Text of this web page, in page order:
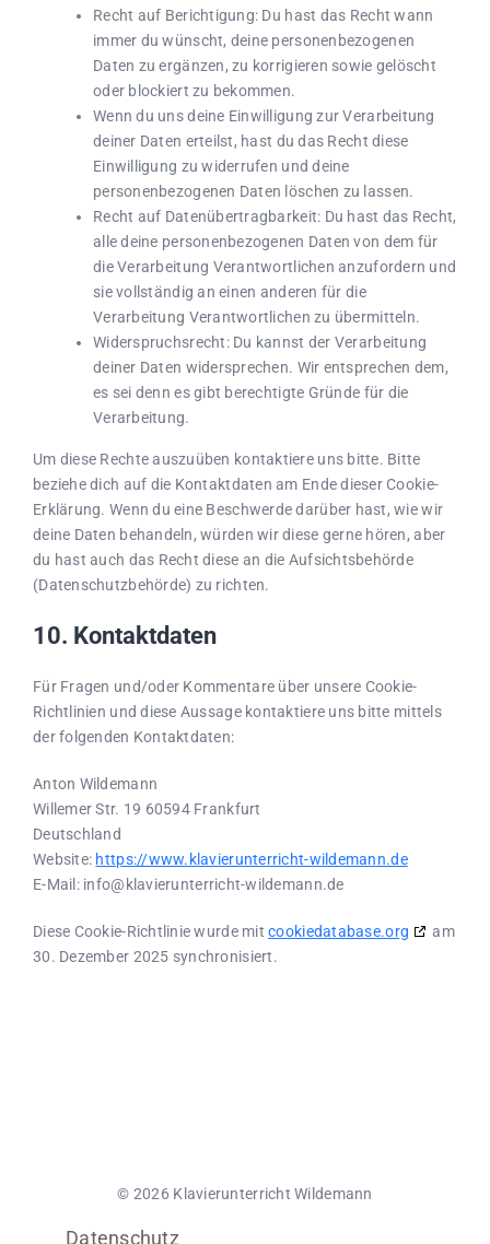
Recht auf Berichtigung: Du hast das Recht wann
immer du wünscht, deine personenbezogenen
Daten zu ergänzen, zu korrigieren sowie gelöscht
oder blockiert zu bekommen.
Wenn du uns deine Einwilligung zur Verarbeitung
deiner Daten erteilst, hast du das Recht diese
Einwilligung zu widerrufen und deine
personenbezogenen Daten löschen zu lassen.
Recht auf Datenübertragbarkeit: Du hast das Recht,
alle deine personenbezogenen Daten von dem für
die Verarbeitung Verantwortlichen anzufordern und
sie vollständig an einen anderen für die
Verarbeitung Verantwortlichen zu übermitteln.
Widerspruchsrecht: Du kannst der Verarbeitung
deiner Daten widersprechen. Wir entsprechen dem,
es sei denn es gibt berechtigte Gründe für die
Verarbeitung.
Um diese Rechte auszuüben kontaktiere uns bitte. Bitte
beziehe dich auf die Kontaktdaten am Ende dieser Cookie-
Erklärung. Wenn du eine Beschwerde darüber hast, wie wir
deine Daten behandeln, würden wir diese gerne hören, aber
du hast auch das Recht diese an die Aufsichtsbehörde
(Datenschutzbehörde) zu richten.
10. Kontaktdaten
Für Fragen und/oder Kommentare über unsere Cookie-
Richtlinien und diese Aussage kontaktiere uns bitte mittels
der folgenden Kontaktdaten:
Anton Wildemann
Willemer Str. 19 60594 Frankfurt
Deutschland
Website: https://www.klavierunterricht-wildemann.de
E-Mail: info@ klavierunterricht-wildemann.de
Diese Cookie-Richtlinie wurde mitcookiedatabase.org
am
30. Dezember 2025 synchronisiert.
© 2026 Klavierunterricht Wildemann
Datenschutz